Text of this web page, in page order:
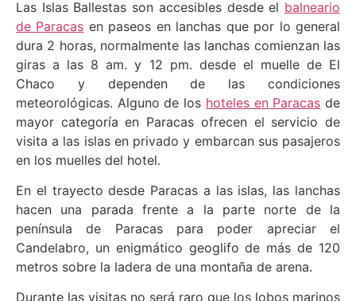
Las Islas Ballestas son accesibles desde el balneario
de Paracas en paseos en lanchas que por lo general
dura 2 horas, normalmente las lanchas comienzan las
giras a las 8 am. y 12 pm. desde el muelle de El
Chaco y dependen de las condiciones
meteorológicas. Alguno de los hoteles en Paracas de
mayor categoría en Paracas ofrecen el servicio de
visita a las islas en privado y embarcan sus pasajeros
en los muelles del hotel.
En el trayecto desde Paracas a las islas, las lanchas
hacen una parada frente a la parte norte de la
península de Paracas para poder apreciar el
Candelabro, un enigmático geoglifo de más de 120
metros sobre la ladera de una montaña de arena.
Durante las visitas no será raro que los lobos marinos